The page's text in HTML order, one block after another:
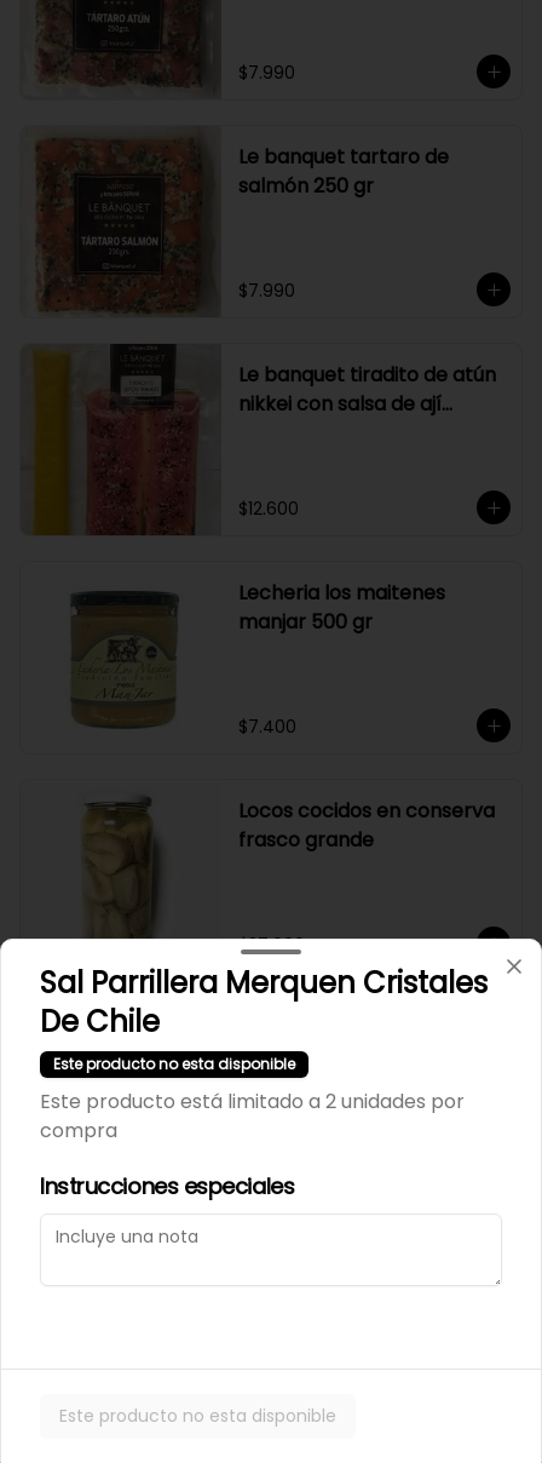
$7.990
Le banquet tartaro de
salmón 250 gr
$7.990
Le banquet tiradito de atún
nikkei con salsa de ají
$12.600
Lecheria los maitenes
manjar 500 gr
$7.400
Locos cocidos en conserva
frasco grande
$37.600
Sal Parrillera Merquen Cristales
De Chile
Este producto no esta disponible
Este producto está limitado a 2 unidades por
compra
Instrucciones especiales
Este producto no esta disponible